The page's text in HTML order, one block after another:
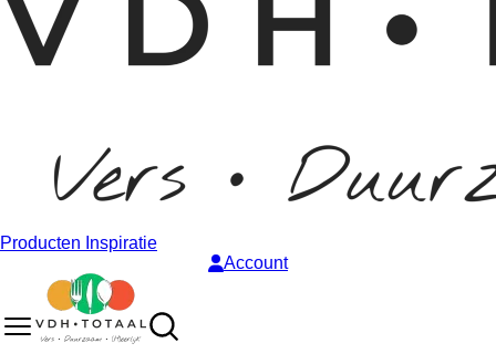
Producten Inspiratie
Account